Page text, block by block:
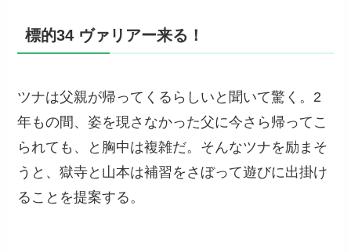
標的34 ヴァリアー来る！
ツナは父親が帰ってくるらしいと聞いて驚く。2
年もの間、姿を現さなかった父に今さら帰ってこ
られても、と胸中は複雑だ。そんなツナを励まそ
うと、獄寺と山本は補習をさぼって遊びに出掛け
ることを提案する。